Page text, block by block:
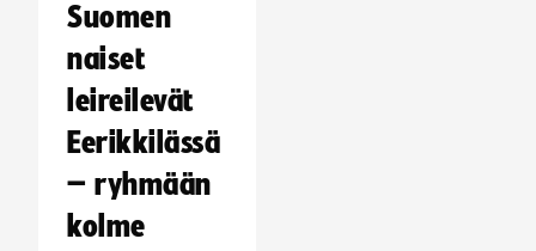
Suomen
naiset
leireilevät
Eerikkilässä
– ryhmään
kolme